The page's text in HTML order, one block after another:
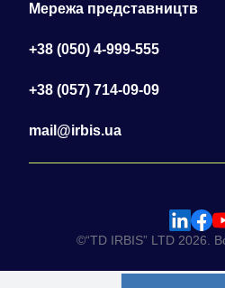
Мережа представництв
+38 (050) 4-999-555
+38 (057) 714-09-09
mail@irbis.ua
©“TD IRBIS” LTD 2026.